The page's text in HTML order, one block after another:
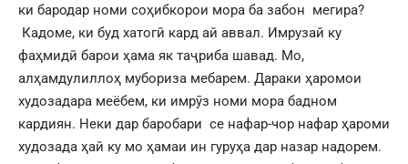
ки бародар номи соҳибкорои мора ба забон мегира?
Кадоме, ки буд хатогӣ кард ай аввал. Имрузай ку
фаҳмидӣ барои ҳама як таҷриба шавад. Мо,
алҳамдулиллоҳ мубориза мебарем. Дараки ҳаромои
худозадара меёбем, ки имрӯз номи мора бадном
кардиян. Неки дар баробари се нафар-чор нафар ҳароми
худозада ҳай ку мо ҳамаи ин гуруҳа дар назар надорем.